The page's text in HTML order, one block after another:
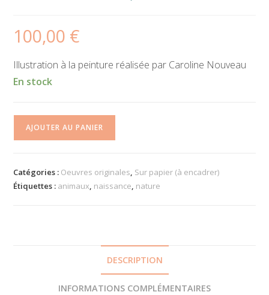
100,00 €
Illustration à la peinture réalisée par Caroline Nouveau
En stock
originale
-
AJOUTER AU PANIER
Catégories : Oeuvres originales, Sur papier (à encadrer)
Étiquettes : animaux, naissance, nature
DESCRIPTION
INFORMATIONS COMPLÉMENTAIRES